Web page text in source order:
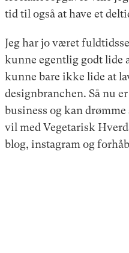
tid til også at have et
Jeg har jo været
kunne egentlig godt lide
kunne bare ikke lide at
designbranchen. Så nu
business og kan
vil med Vegetarisk
blog, instagram og